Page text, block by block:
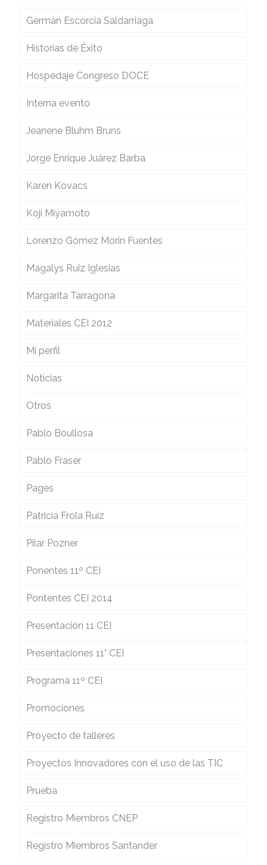
Germán Escorcia Saldarriaga
Historias de Éxito
Hospedaje Congreso DOCE
Interna evento
Jeanene Bluhm Bruns
Jorge Enrique Juárez Barba
Karen Kovacs
Koji Miyamoto
Lorenzo Gómez Morin Fuentes
Magalys Ruiz Iglesias
Margarita Tarragona
Materiales CEI 2012
Mi perfil
Noticias
Otros
Pablo Boullosa
Pablo Fraser
Pages
Patricia Frola Ruíz
Pilar Pozner
Ponentes 11º CEI
Pontentes CEI 2014
Presentación 11 CEI
Presentaciones 11° CEI
Programa 11º CEI
Promociones
Proyecto de talleres
Proyectos Innovadores con el uso de las TIC
Prueba
Registro Miembros CNEP
Registro Miembros Santander